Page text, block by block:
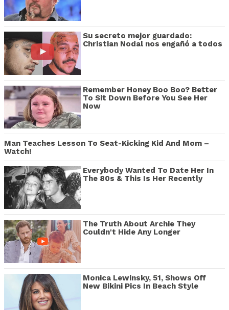
Su secreto mejor guardado:
Christian Nodal nos engañó a todos
Remember Honey Boo Boo? Better
To Sit Down Before You See Her
Now
Man Teaches Lesson To Seat-Kicking Kid And Mom –
Watch!
Everybody Wanted To Date Her In
The 80s & This Is Her Recently
The Truth About Archie They
Couldn't Hide Any Longer
Monica Lewinsky, 51, Shows Off
New Bikini Pics In Beach Style